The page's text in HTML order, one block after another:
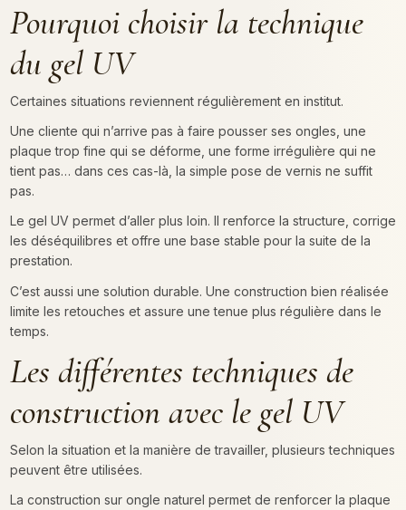
Pourquoi choisir la technique
du gel UV
Certaines situations reviennent régulièrement en institut.
Une cliente qui n’arrive pas à faire pousser ses ongles, une
plaque trop fine qui se déforme, une forme irrégulière qui ne
tient pas… dans ces cas-là, la simple pose de vernis ne suffit
pas.
Le gel UV permet d’aller plus loin. Il renforce la structure, corrige
les déséquilibres et offre une base stable pour la suite de la
prestation.
C’est aussi une solution durable. Une construction bien réalisée
limite les retouches et assure une tenue plus régulière dans le
temps.
Les différentes techniques de
construction avec le gel UV
Selon la situation et la manière de travailler, plusieurs techniques
peuvent être utilisées.
La construction sur ongle naturel permet de renforcer la plaque